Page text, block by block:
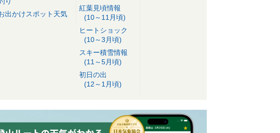
出かけスポット天気
紅葉見頃情報
(10～11月頃)
ヒートショック
(10～3月頃)
スキー積雪情報
(11～5月頃)
初日の出
(12～1月頃)